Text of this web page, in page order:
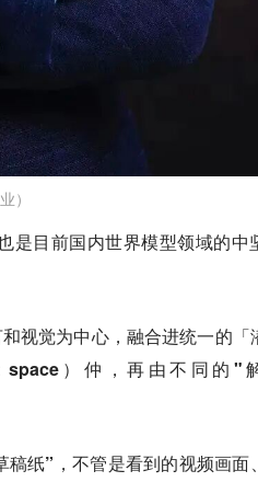
）
是目前国内世界模型领域的中
视觉为中心， 融合进统一的「
）仲，再由不同的"
稿纸”，不管是看到的视频画面